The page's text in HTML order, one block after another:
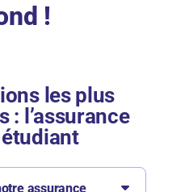
!
les plus
: l’assurance
assurance